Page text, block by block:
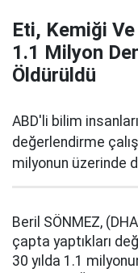
Eti, Kemiği
1.1 Milyon
Öldürüldü
ABD'li bilim
değerlendirme
milyonun üzerinde
Beril SÖNMEZ,
çapta yaptıkları
30 yılda 1.1